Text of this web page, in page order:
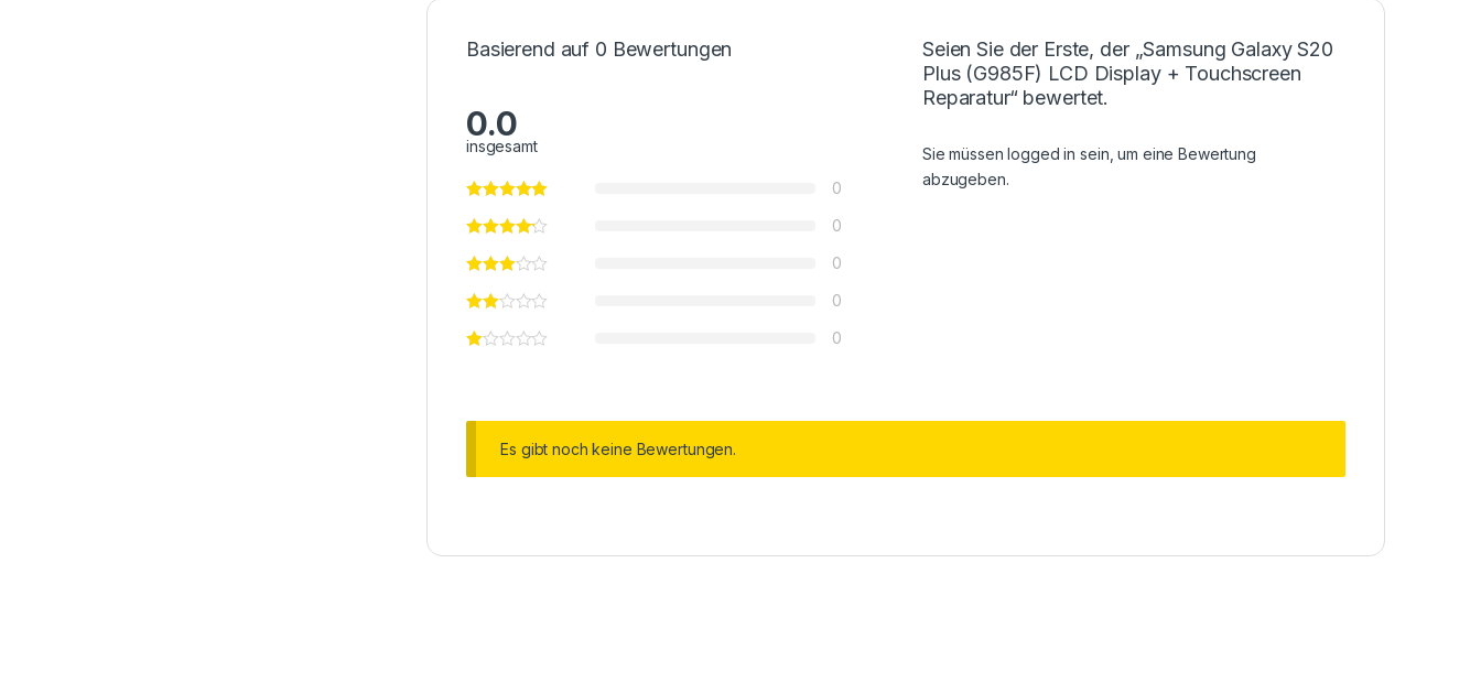
Basierend auf 0 Bewertungen
0.0
insgesamt
0
0
0
0
0
Seien Sie der Erste, der „Samsung Galaxy S20
Plus (G985F) LCD Display + Touchscreen
Reparatur“ bewertet.
Sie müssenlogged in sein, um eine Bewertung
abzugeben.
Es gibt noch keine Bewertungen.